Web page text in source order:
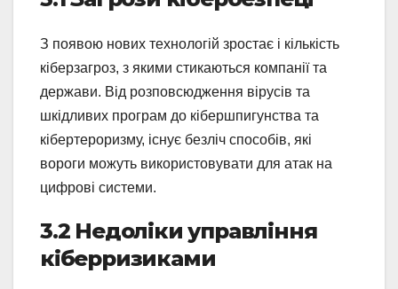
З появою нових технологій зростає і кількість
кіберзагроз, з якими стикаються компанії та
держави. Від розповсюдження вірусів та
шкідливих програм до кібершпигунства та
кібертероризму, існує безліч способів, які
вороги можуть використовувати для атак на
цифрові системи.
3.2 Недоліки управління
кіберризиками